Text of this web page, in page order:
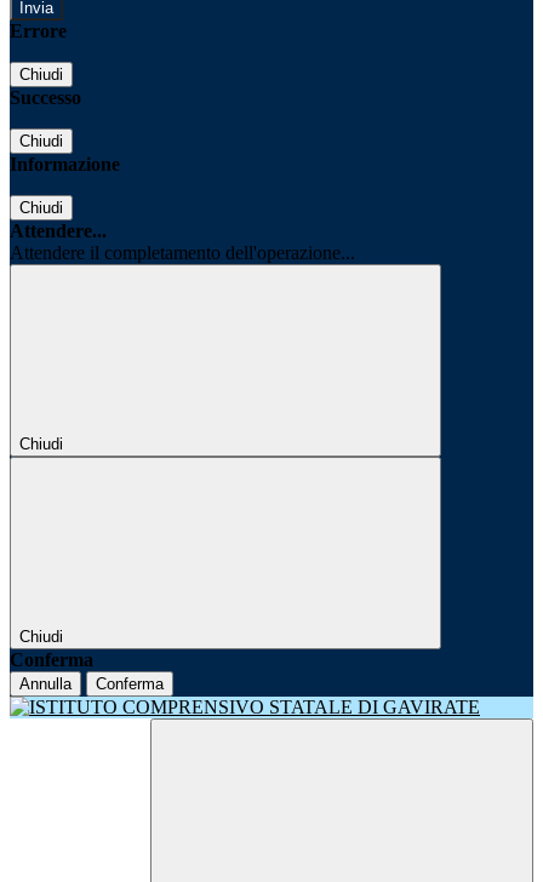
Errore
Chiudi
Successo
Chiudi
Informazione
Chiudi
Attendere...
Attendere il completamento dell'operazione...
Chiudi
Chiudi
Conferma
Annulla Conferma